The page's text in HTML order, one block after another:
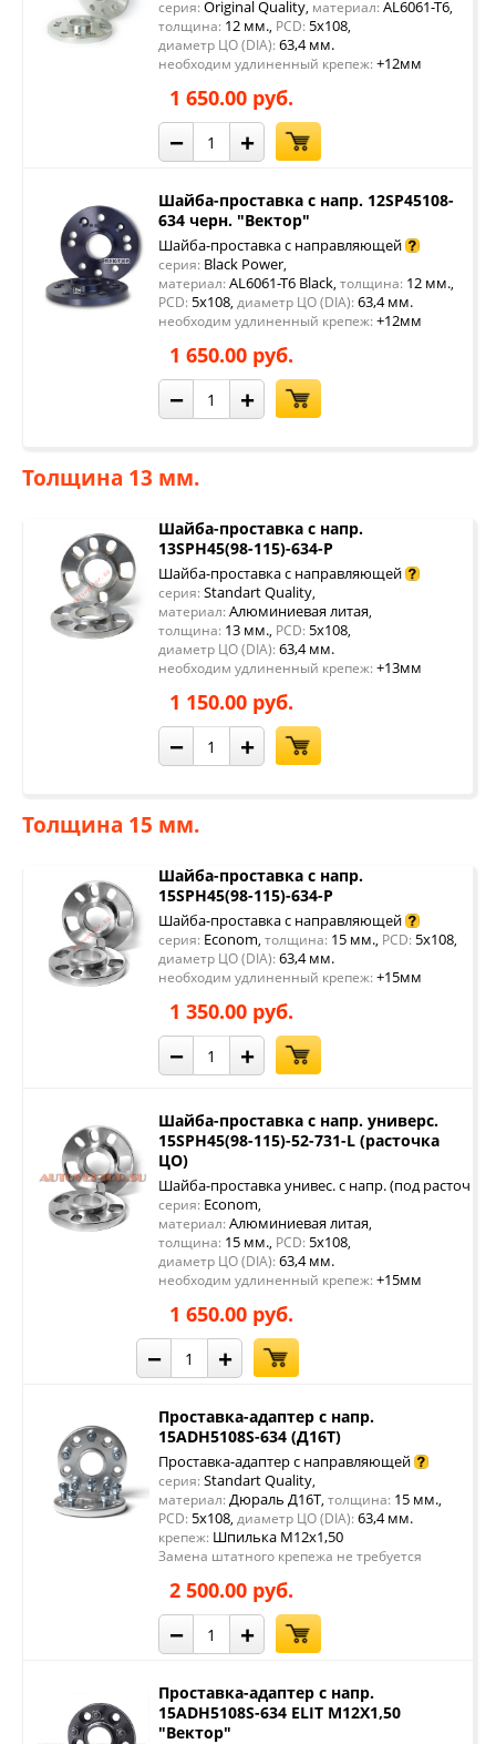
серия: Original Quality, материал: AL6061-T6,
толщина: 12 мм., PCD: 5x108,
диаметр ЦО (DIA): 63,4 мм.
необходим удлиненный крепеж: +12мм
1 650.00 руб.
− +
Шайба-проставка с напр. 12SP45108-
634 черн. "Вектор"
Шайба-проставка с направляющей
серия: Black Power,
материал: AL6061-T6 Black, толщина: 12 мм.,
PCD: 5x108, диаметр ЦО (DIA): 63,4 мм.
необходим удлиненный крепеж: +12мм
1 650.00 руб.
− +
Толщина 13 мм.
Шайба-проставка с напр.
13SPH45(98-115)-634-P
Шайба-проставка с направляющей
серия: Standart Quality,
материал: Алюминиевая литая,
толщина: 13 мм., PCD: 5x108,
диаметр ЦО (DIA): 63,4 мм.
необходим удлиненный крепеж: +13мм
1 150.00 руб.
− +
Толщина 15 мм.
Шайба-проставка с напр.
15SPH45(98-115)-634-P
Шайба-проставка с направляющей
серия: Econom, толщина: 15 мм., PCD: 5x108,
диаметр ЦО (DIA): 63,4 мм.
необходим удлиненный крепеж: +15мм
1 350.00 руб.
− +
Шайба-проставка с напр. универс.
15SPH45(98-115)-52-731-L (расточка
ЦО)
Шайба-проставка унивес. с напр. (под расточку
серия: Econom,
материал: Алюминиевая литая,
толщина: 15 мм., PCD: 5x108,
диаметр ЦО (DIA): 63,4 мм.
необходим удлиненный крепеж: +15мм
1 650.00 руб.
− +
Проставка-адаптер с напр.
15ADH5108S-634 (Д16Т)
Проставка-адаптер с направляющей
серия: Standart Quality,
материал: Дюраль Д16Т, толщина: 15 мм.,
PCD: 5x108, диаметр ЦО (DIA): 63,4 мм.
крепеж: Шпилька М12х1,50
Замена штатного крепежа не требуется
2 500.00 руб.
− +
Проставка-адаптер с напр.
15ADH5108S-634 ELIT M12X1,50
"Вектор"